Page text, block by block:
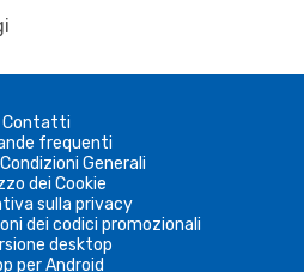
Contatti
frequenti
Generali
dei Cookie
sulla privacy
dei codici promozionali
desktop
per Android